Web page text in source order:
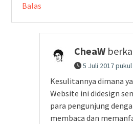
Balas
CheaW
5 Juli 2017
Kesulitannya dimana
Website ini didesign
para pengunjung
membaca dan